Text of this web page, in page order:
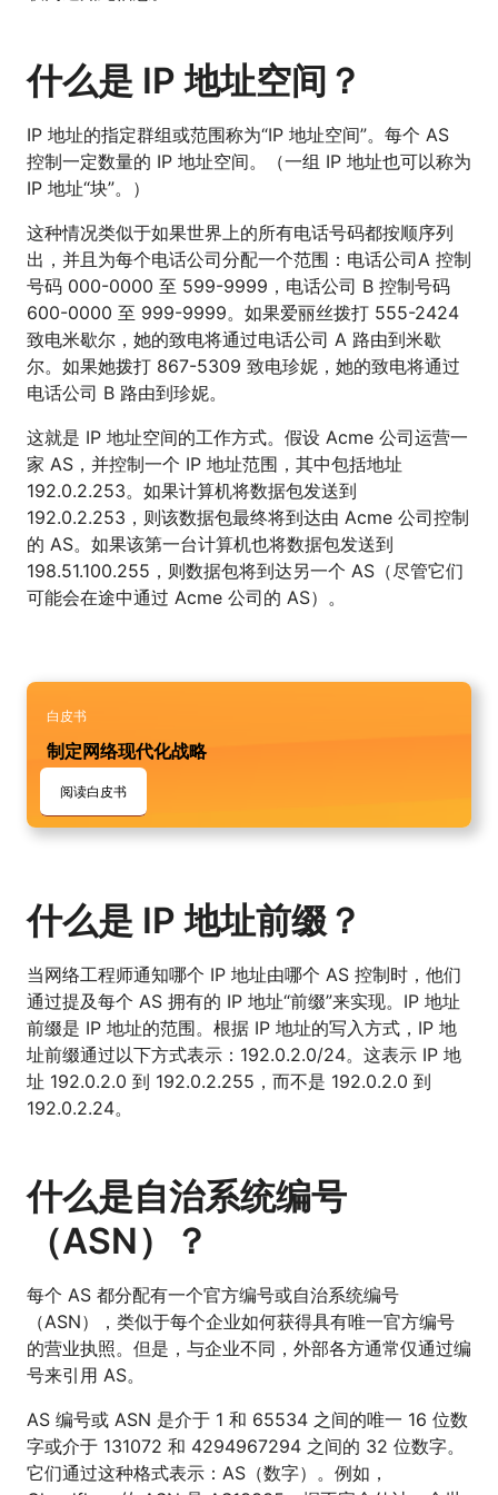
什么是 IP 地址空间？
IP 地址的指定群组或范围称为“IP 地址空间”。每个 AS
控制一定数量的 IP 地址空间。（一组 IP 地址也可以称为
IP 地址“块”。）
这种情况类似于如果世界上的所有电话号码都按顺序列
出，并且为每个电话公司分配一个范围：电话公司A 控制
号码 000-0000 至 599-9999，电话公司 B 控制号码
600-0000 至 999-9999。如果爱丽丝拨打 555-2424
致电米歇尔，她的致电将通过电话公司 A 路由到米歇
尔。如果她拨打 867-5309 致电珍妮，她的致电将通过
电话公司 B 路由到珍妮。
这就是 IP 地址空间的工作方式。假设 Acme 公司运营一
家 AS，并控制一个 IP 地址范围，其中包括地址
192.0.2.253。如果计算机将数据包发送到
192.0.2.253，则该数据包最终将到达由 Acme 公司控制
的 AS。如果该第一台计算机也将数据包发送到
198.51.100.255，则数据包将到达另一个 AS（尽管它们
可能会在途中通过 Acme 公司的 AS）。
白皮书
制定网络现代化战略
阅读白皮书
什么是 IP 地址前缀？
当网络工程师通知哪个 IP 地址由哪个 AS 控制时，他们
通过提及每个 AS 拥有的 IP 地址“前缀”来实现。IP 地址
前缀是 IP 地址的范围。根据 IP 地址的写入方式，IP 地
址前缀通过以下方式表示：192.0.2.0/24。这表示 IP 地
址 192.0.2.0 到 192.0.2.255，而不是 192.0.2.0 到
192.0.2.24。
什么是自治系统编号
（ASN）？
每个 AS 都分配有一个官方编号或自治系统编号
（ASN），类似于每个企业如何获得具有唯一官方编号
的营业执照。但是，与企业不同，外部各方通常仅通过编
号来引用 AS。
AS 编号或 ASN 是介于 1 和 65534 之间的唯一 16 位数
字或介于 131072 和 4294967294 之间的 32 位数字。
它们通过这种格式表示：AS（数字）。例如，